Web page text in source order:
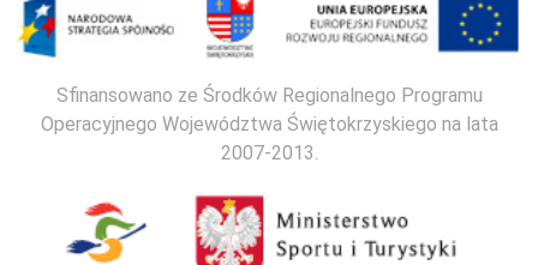
Sfinansowano ze Środków Regionalnego Programu
Operacyjnego Województwa Świętokrzyskiego na lata
2007-2013.